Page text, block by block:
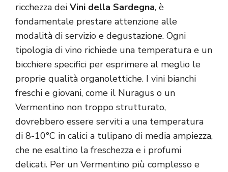
ricchezza dei Vini della Sardegna, è
fondamentale prestare attenzione alle
modalità di servizio e degustazione. Ogni
tipologia di vino richiede una temperatura e un
bicchiere specifici per esprimere al meglio le
proprie qualità organolettiche. I vini bianchi
freschi e giovani, come il Nuragus o un
Vermentino non troppo strutturato,
dovrebbero essere serviti a una temperatura
di 8-10°C in calici a tulipano di media ampiezza,
che ne esaltino la freschezza e i profumi
delicati. Per un Vermentino più complesso e